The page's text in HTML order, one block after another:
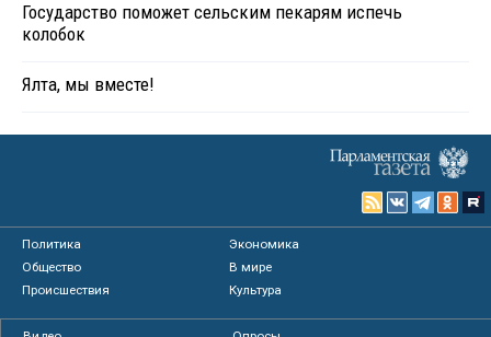
Государство поможет сельским пекарям испечь
колобок
Ялта, мы вместе!
Политика
Экономика
Общество
В мире
Происшествия
Культура